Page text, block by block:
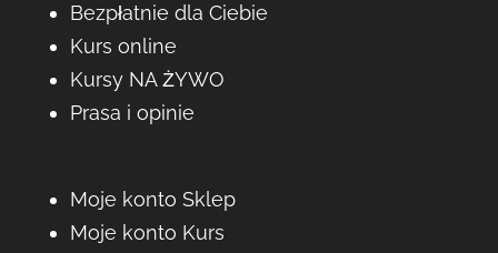
Bezpłatnie dla Ciebie
Kurs online
Kursy NA ŻYWO
Prasa i opinie
Moje konto Sklep
Moje konto Kurs